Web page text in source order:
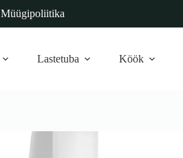
Müügipoliitika
Lastetuba Köök